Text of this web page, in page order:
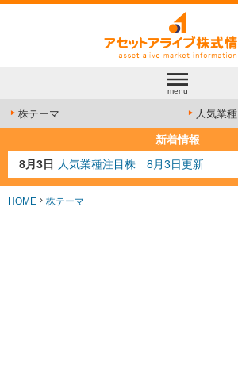
menu
株テーマ 人気業種
新着情報
8月3日
人気業種注目株 8月3日更新
8月2日 金融注目株 8月2日更新
7月29日 日経225シグナル点灯
HOME 株テーマ